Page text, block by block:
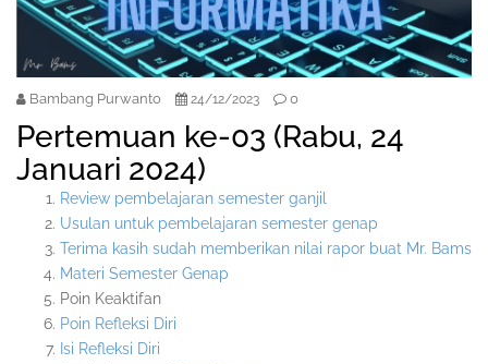
Bambang Purwanto 24/12/2023 0
Pertemuan ke-03 (Rabu, 24
Januari 2024)
Review pembelajaran semester ganjil
Usulan untuk pembelajaran semester genap
Terima kasih sudah memberikan nilai rapor buat Mr. Bams
Materi Semester Genap
Poin Keaktifan
Poin Refleksi Diri
Isi Refleksi Diri